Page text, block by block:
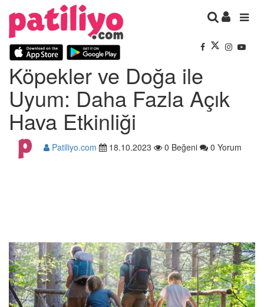
Köpekler ve Doğa ile
Uyum: Daha Fazla Açık
Hava Etkinliği
Patiliyo.com 18.10.2023 0 Beğeni 0 Yorum